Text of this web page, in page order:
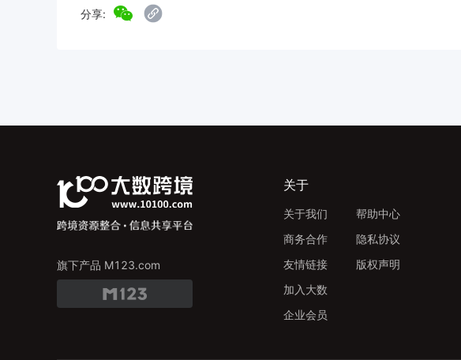
分享:
旗下产品 M123.com
关于
关于我们
商务合作
友情链接
加入大数
企业会员
帮助中心
隐私协议
版权声明